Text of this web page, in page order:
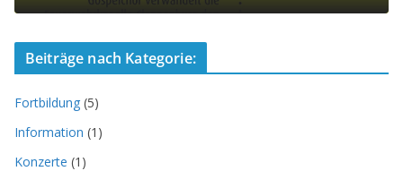
Beiträge nach Kategorie:
Fortbildung (5)
Information (1)
Konzerte (1)